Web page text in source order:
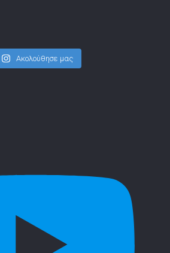
Ακολούθησε μας